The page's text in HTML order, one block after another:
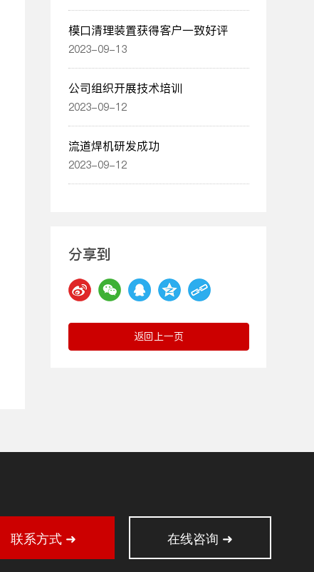
模口清理装置获得客户一致好评
2023-09-13
公司组织开展技术培训
2023-09-12
流道焊机研发成功
2023-09-12
分享到
返回上一页
联系方式 ➜ 在线咨询 ➜